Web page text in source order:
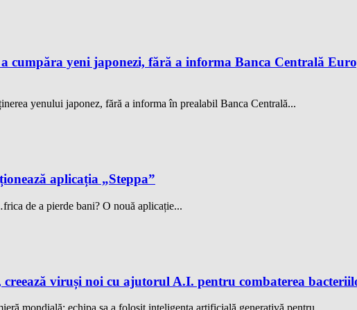
cumpăra yeni japonezi, fără a informa Banca Centrală
yenului japonez, fără a informa în prealabil Banca Centrală...
aplicația „Steppa”
de a pierde bani? O nouă aplicație...
viruși noi cu ajutorul A.I. pentru combaterea